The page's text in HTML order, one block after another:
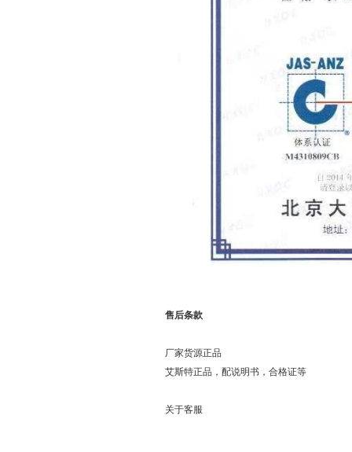
售后条款
厂家货源正品
艾斯特正品，配说明书，合格证等
关于客服